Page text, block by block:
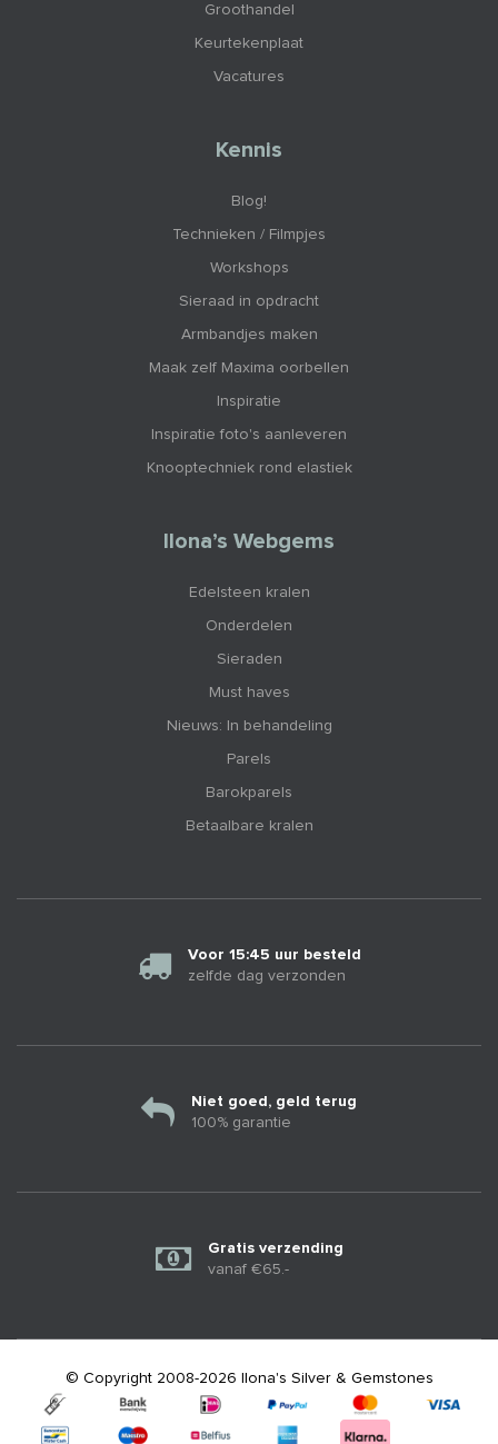
Groothandel
Keurtekenplaat
Vacatures
Kennis
Blog!
Technieken / Filmpjes
Workshops
Sieraad in opdracht
Armbandjes maken
Maak zelf Maxima oorbellen
Inspiratie
Inspiratie foto's aanleveren
Knooptechniek rond elastiek
Ilona’s Webgems
Edelsteen kralen
Onderdelen
Sieraden
Must haves
Nieuws: In behandeling
Parels
Barokparels
Betaalbare kralen
Voor 15:45 uur besteld
zelfde dag verzonden
Niet goed, geld terug
100% garantie
Gratis verzending
vanaf €65.-
© Copyright 2008-2026 Ilona's Silver & Gemstones